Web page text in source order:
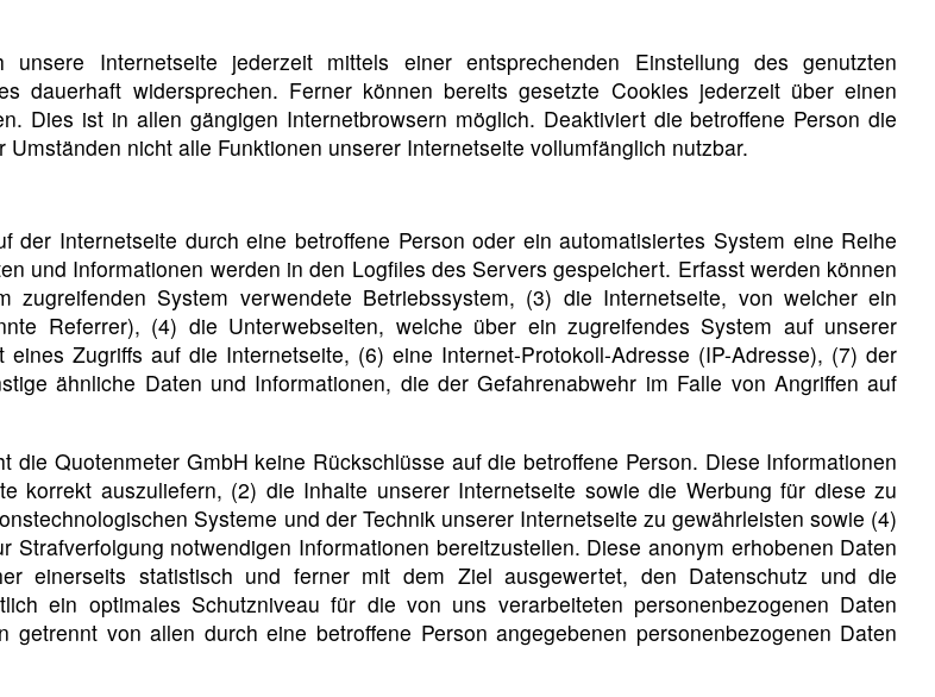
Internetseite jederzeit mittels einer entsprechenden Einstellung des genutzten
dauerhaft widersprechen. Ferner können bereits gesetzte Cookies jederzeit über einen
Dies ist in allen gängigen Internetbrowsern möglich. Deaktiviert die betroffene Person die
nicht alle Funktionen unserer Internetseite vollumfänglich nutzbar.
Internetseite durch eine betroffene Person oder ein automatisiertes System eine Reihe
und Informationen werden in den Logfiles des Servers gespeichert. Erfasst werden können
System verwendete Betriebssystem, (3) die Internetseite, von welcher ein
Referrer), (4) die Unterwebseiten, welche über ein zugreifendes System auf unserer
Zugriffs auf die Internetseite, (6) eine Internet-Protokoll-Adresse (IP-Adresse), (7) der
ähnliche Daten und Informationen, die der Gefahrenabwehr im Falle von Angriffen auf
Quotenmeter GmbH keine Rückschlüsse auf die betroffene Person. Diese Informationen
korrekt auszuliefern, (2) die Inhalte unserer Internetseite sowie die Werbung für diese zu
Systeme und der Technik unserer Internetseite zu gewährleisten sowie (4)
notwendigen Informationen bereitzustellen. Diese anonym erhobenen Daten
einerseits statistisch und ferner mit dem Ziel ausgewertet, den Datenschutz und die
ein optimales Schutzniveau für die von uns verarbeiteten personenbezogenen Daten
von allen durch eine betroffene Person angegebenen personenbezogenen Daten